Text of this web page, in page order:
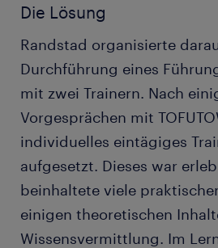
Die Lösung
Randstad organisierte
Durchführung eines
mit zwei Trainern. Nach
Vorgesprächen mit
individuelles eintägiges
aufgesetzt. Dieses war
beinhaltete viele
einigen theoretischen
Wissensvermittlung. Im